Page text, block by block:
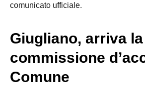
comunicato ufficiale.
Giugliano, arriva la
commissione
Comune